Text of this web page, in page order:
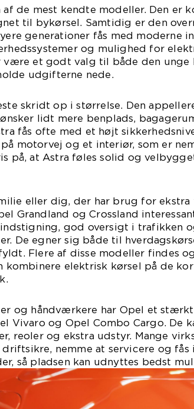
af de mest kendte modeller. Den er
til bykørsel. Samtidig er den
generationer fås med moderne
og mulighed for
være et godt valg til både den unge
udgifterne nede.
skridt op i størrelse. Den
lidt mere benplads,
fås ofte med et højt
motorvej og et interiør, som er
på, at Astra føles solid og
eller dig, der har brug for
Grandland og Crossland
indstigning, god oversigt i trafikken
De egner sig både til
Flere af disse modeller findes
kombinere elektrisk kørsel på de
og håndværkere har Opel et
Vivaro og Opel Combo Cargo. De
reoler og ekstra udstyr. Mange
nemme at servicere og fås
så pladsen kan udnyttes bedst